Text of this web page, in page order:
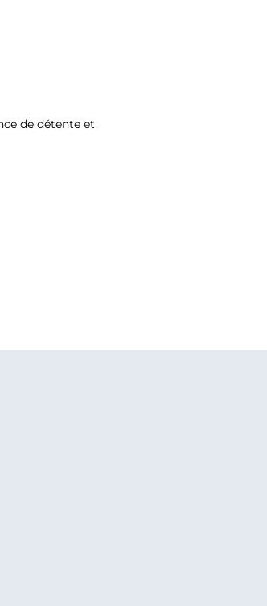
de détente et